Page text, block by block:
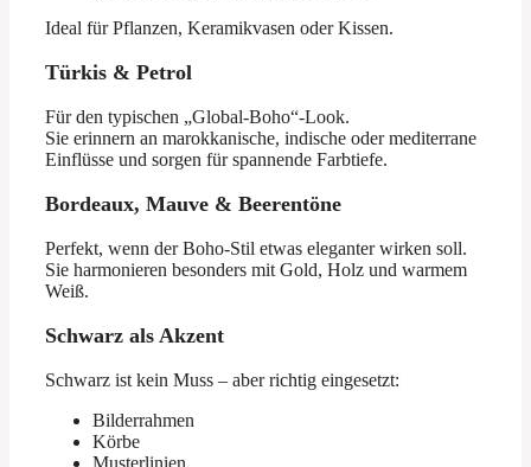
Ideal für Pflanzen, Keramikvasen oder Kissen.
Türkis & Petrol
Für den typischen „Global-Boho“-Look.
Sie erinnern an marokkanische, indische oder mediterrane
Einflüsse und sorgen für spannende Farbtiefe.
Bordeaux, Mauve & Beerentöne
Perfekt, wenn der Boho-Stil etwas eleganter wirken soll.
Sie harmonieren besonders mit Gold, Holz und warmem
Weiß.
Schwarz als Akzent
Schwarz ist kein Muss – aber richtig eingesetzt:
Bilderrahmen
Körbe